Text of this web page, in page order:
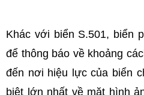
Khác với biển S.501, biển
để thông báo về khoảng
đến nơi hiệu lực của biển
biệt lớn nhất về mặt hình